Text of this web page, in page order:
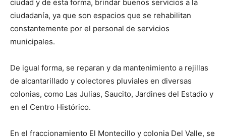
ciudad y de esta forma, brindar buenos servicios a la
ciudadanía, ya que son espacios que se rehabilitan
constantemente por el personal de servicios
municipales.
De igual forma, se reparan y da mantenimiento a rejillas
de alcantarillado y colectores pluviales en diversas
colonias, como Las Julias, Saucito, Jardines del Estadio y
en el Centro Histórico.
En el fraccionamiento El Montecillo y colonia Del Valle, se